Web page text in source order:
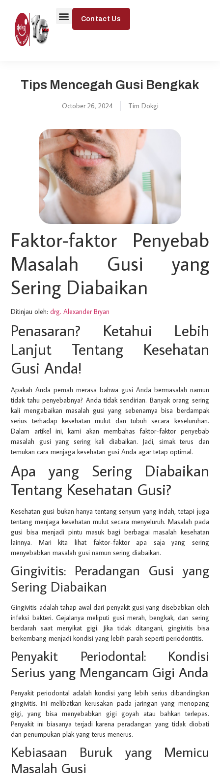
Contact Us
Tips Mencegah Gusi Bengkak
October 26, 2024 Tim Dokgi
Faktor-faktor Penyebab
Masalah Gusi yang
Sering Diabaikan
Ditinjau oleh:drg. Alexander Bryan
Penasaran? Ketahui Lebih
Lanjut Tentang Kesehatan
Gusi Anda!
Apakah Anda pernah merasa bahwa gusi Anda bermasalah namun
tidak tahu penyebabnya? Anda tidak sendirian. Banyak orang sering
kali mengabaikan masalah gusi yang sebenarnya bisa berdampak
serius terhadap kesehatan mulut dan tubuh secara keseluruhan.
Dalam artikel ini, kami akan membahas faktor-faktor penyebab
masalah gusi yang sering kali diabaikan. Jadi, simak terus dan
temukan cara menjaga kesehatan gusi Anda agar tetap optimal.
Apa yang Sering Diabaikan
Tentang Kesehatan Gusi?
Kesehatan gusi bukan hanya tentang senyum yang indah, tetapi juga
tentang menjaga kesehatan mulut secara menyeluruh. Masalah pada
gusi bisa menjadi pintu masuk bagi berbagai masalah kesehatan
lainnya. Mari kita lihat faktor-faktor apa saja yang sering
menyebabkan masalah gusi namun sering diabaikan.
Gingivitis: Peradangan Gusi yang
Sering Diabaikan
Gingivitis adalah tahap awal dari penyakit gusi yang disebabkan oleh
infeksi bakteri. Gejalanya meliputi gusi merah, bengkak, dan sering
berdarah saat menyikat gigi. Jika tidak ditangani, gingivitis bisa
berkembang menjadi kondisi yang lebih parah seperti periodontitis.
Penyakit Periodontal: Kondisi
Serius yang Mengancam Gigi Anda
Penyakit periodontal adalah kondisi yang lebih serius dibandingkan
gingivitis. Ini melibatkan kerusakan pada jaringan yang menopang
gigi, yang bisa menyebabkan gigi goyah atau bahkan terlepas.
Penyakit ini biasanya terjadi karena peradangan yang tidak diobati
dan penumpukan plak yang terus menerus.
Kebiasaan Buruk yang Memicu
Masalah Gusi